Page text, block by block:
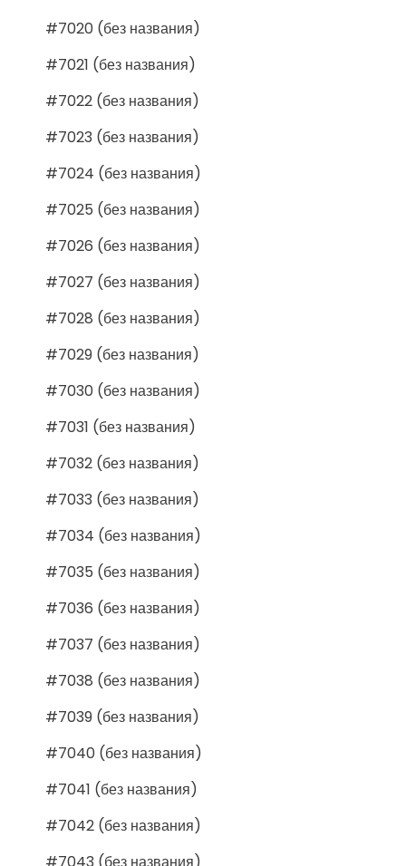
#7020 (без названия)
#7021 (без названия)
#7022 (без названия)
#7023 (без названия)
#7024 (без названия)
#7025 (без названия)
#7026 (без названия)
#7027 (без названия)
#7028 (без названия)
#7029 (без названия)
#7030 (без названия)
#7031 (без названия)
#7032 (без названия)
#7033 (без названия)
#7034 (без названия)
#7035 (без названия)
#7036 (без названия)
#7037 (без названия)
#7038 (без названия)
#7039 (без названия)
#7040 (без названия)
#7041 (без названия)
#7042 (без названия)
#7043 (без названия)